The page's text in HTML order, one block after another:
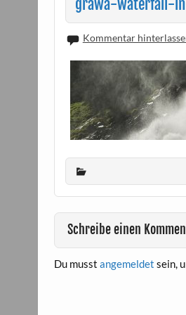
grawa-waterfall-
Kommentar
Schreibe einen
Du musst angemeldet sein,